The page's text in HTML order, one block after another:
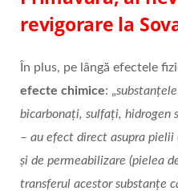
revigorare la
În plus, pe lângă efectele
efecte chimice: „
bicarbonați, sulfați, hidrogen
– au efect direct asupra
și de permeabilizare (pielea
transferul acestor substanțe